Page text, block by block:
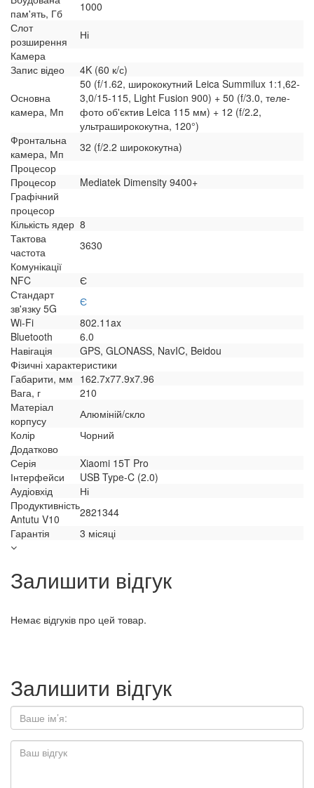
пам'ять, Гб
1000
Слот
розширення
Ні
Камера
Запис відео
4K (60 к/с)
Основна
камера, Мп
50 (f/1.62, ширококутний Leica Summilux 1:1,62-
3,0/15-115, Light Fusion 900) + 50 (f/3.0, теле-
фото об'єктив Leica 115 мм) + 12 (f/2.2,
ультраширококутна, 120°)
Фронтальна
камера, Мп
32 (f/2.2 ширококутна)
Процесор
Процесор
Mediatek Dimensity 9400+
Графічний
процесор
Кількість ядер 8
Тактова
частота
3630
Комунікації
NFC
Є
Стандарт
зв'язку 5G
Є
Wi-Fi
802.11ax
Bluetooth
6.0
Навігація
GPS, GLONASS, NavIC, Beidou
Фізичні характеристики
Габарити, мм 162.7x77.9x7.96
Вага, г
210
Матеріал
корпусу
Алюміній/скло
Колір
Чорний
Додатково
Серія
Xiaomi 15T Pro
Інтерфейси
USB Type-C (2.0)
Аудіовхід
Ні
Продуктивність
Antutu V10
2821344
Гарантія
3 місяці
Залишити відгук
Немає відгуків про цей товар.
Залишити відгук